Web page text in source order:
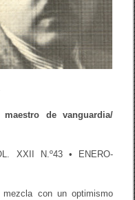
de vanguardia/
XXII N.º43 • ENERO-
con un optimismo